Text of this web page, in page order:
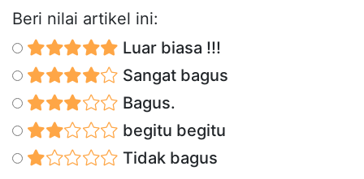
Beri nilai artikel ini:
Luar biasa !!!
Sangat bagus
Bagus.
begitu begitu
Tidak bagus